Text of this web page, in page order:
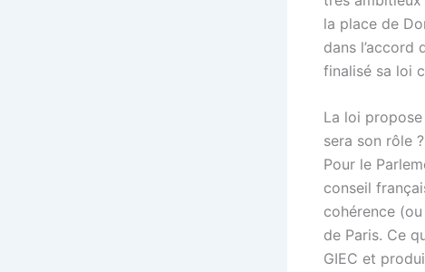
la place de
dans l’accord
finalisé sa loi
La loi
sera son rôle ?
Pour le
conseil
cohérence
de Paris. Ce
GIEC et